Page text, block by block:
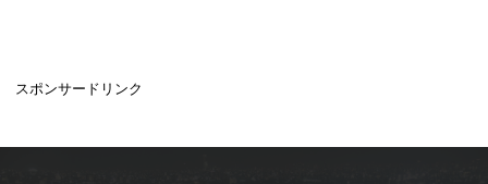
スポンサードリンク